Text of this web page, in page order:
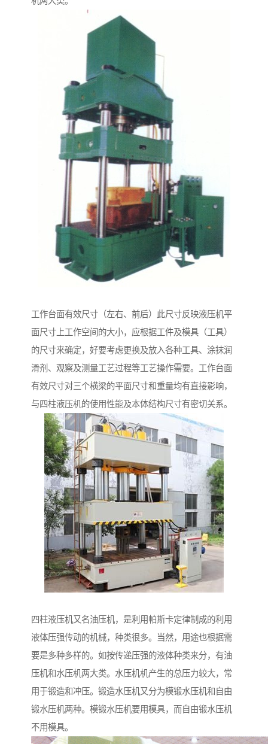
工作台面有效尺寸（左右、前后）此尺寸反映液压机平
面尺寸上工作空间的大小，应根据工件及模具（工具）
的尺寸来确定，好要考虑更换及放入各种工具、涂抹润
滑剂、观察及测量工艺过程等工艺操作需要。工作台面
有效尺寸对三个横梁的平面尺寸和重量均有直接影响，
与四柱液压机的使用性能及本体结构尺寸有密切关系。
四柱液压机又名油压机，是利用帕斯卡定律制成的利用
液体压强传动的机械，种类很多。当然，用途也根据需
要是多种多样的。如按传递压强的液体种类来分，有油
压机和水压机两大类。水压机机产生的总压力较大，常
用于锻造和冲压。锻造水压机又分为模锻水压机和自由
锻水压机两种。模锻水压机要用模具，而自由锻水压机
不用模具。